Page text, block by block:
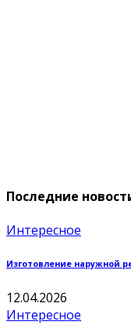
Последние
Интересное
Изготовление наружной
12.04.2026
Интересное